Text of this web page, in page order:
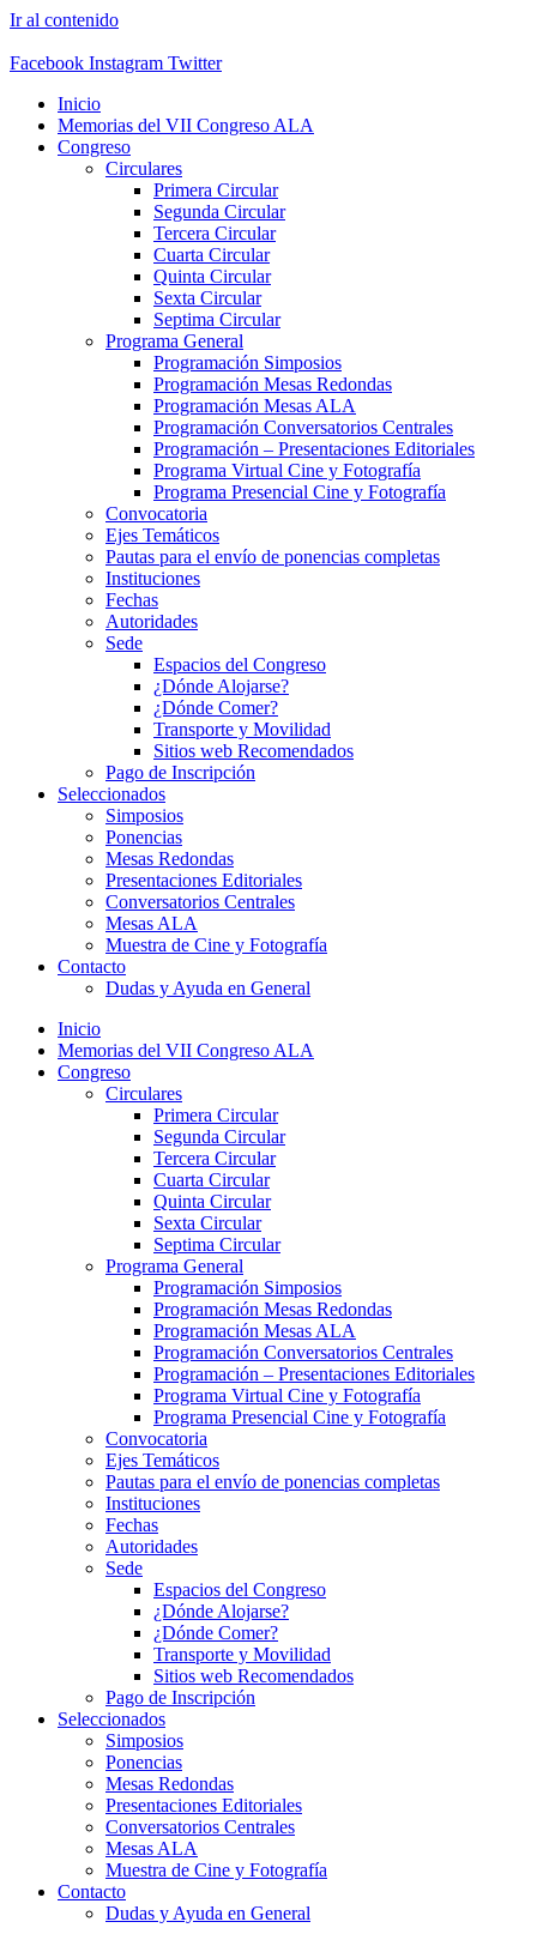
Ir al contenido
Facebook Instagram Twitter
Inicio
Memorias del VII Congreso ALA
Congreso
Circulares
Primera Circular
Segunda Circular
Tercera Circular
Cuarta Circular
Quinta Circular
Sexta Circular
Septima Circular
Programa General
Programación Simposios
Programación Mesas Redondas
Programación Mesas ALA
Programación Conversatorios Centrales
Programación – Presentaciones Editoriales
Programa Virtual Cine y Fotografía
Programa Presencial Cine y Fotografía
Convocatoria
Ejes Temáticos
Pautas para el envío de ponencias completas
Instituciones
Fechas
Autoridades
Sede
Espacios del Congreso
¿Dónde Alojarse?
¿Dónde Comer?
Transporte y Movilidad
Sitios web Recomendados
Pago de Inscripción
Seleccionados
Simposios
Ponencias
Mesas Redondas
Presentaciones Editoriales
Conversatorios Centrales
Mesas ALA
Muestra de Cine y Fotografía
Contacto
Dudas y Ayuda en General
Inicio
Memorias del VII Congreso ALA
Congreso
Circulares
Primera Circular
Segunda Circular
Tercera Circular
Cuarta Circular
Quinta Circular
Sexta Circular
Septima Circular
Programa General
Programación Simposios
Programación Mesas Redondas
Programación Mesas ALA
Programación Conversatorios Centrales
Programación – Presentaciones Editoriales
Programa Virtual Cine y Fotografía
Programa Presencial Cine y Fotografía
Convocatoria
Ejes Temáticos
Pautas para el envío de ponencias completas
Instituciones
Fechas
Autoridades
Sede
Espacios del Congreso
¿Dónde Alojarse?
¿Dónde Comer?
Transporte y Movilidad
Sitios web Recomendados
Pago de Inscripción
Seleccionados
Simposios
Ponencias
Mesas Redondas
Presentaciones Editoriales
Conversatorios Centrales
Mesas ALA
Muestra de Cine y Fotografía
Contacto
Dudas y Ayuda en General